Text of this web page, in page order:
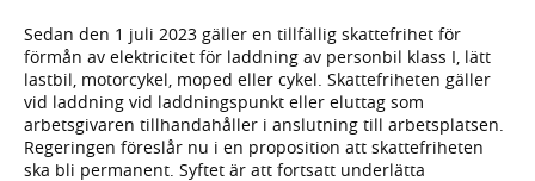
Sedan den 1 juli 2023 gäller en tillfällig skattefrihet för
förmån av elektricitet för laddning av personbil klass I, lätt
lastbil, motorcykel, moped eller cykel. Skattefriheten gäller
vid laddning vid laddningspunkt eller eluttag som
arbetsgivaren tillhandahåller i anslutning till arbetsplatsen.
Regeringen föreslår nu i en proposition att skattefriheten
ska bli permanent. Syftet är att fortsatt underlätta